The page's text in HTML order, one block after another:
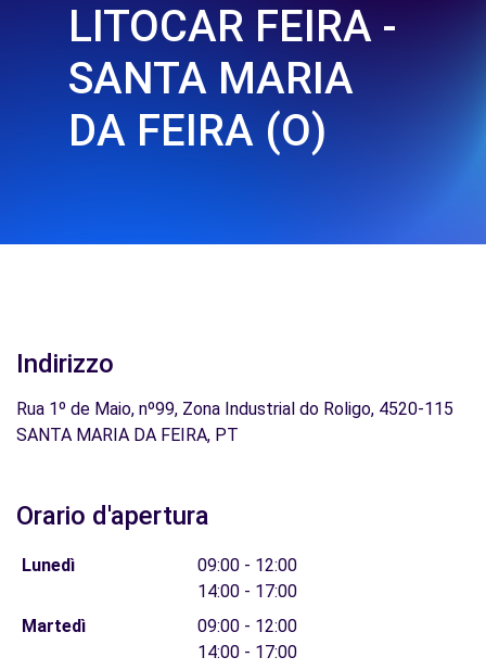
LITOCAR FEIRA -
SANTA MARIA
DA FEIRA (O)
Indirizzo
Rua 1º de Maio, nº99, Zona Industrial do Roligo, 4520-115
SANTA MARIA DA FEIRA, PT
Orario d'apertura
Lunedì
09:00 - 12:00
14:00 - 17:00
Martedì
09:00 - 12:00
14:00 - 17:00